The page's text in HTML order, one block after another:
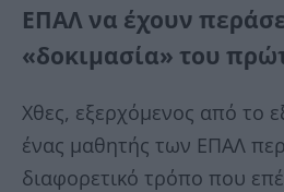
ΕΠΑΛ να έχουν
«δοκιμασία» του
Χθες, εξερχόμενος από το
ένας μαθητής των ΕΠΑΛ
διαφορετικό τρόπο που